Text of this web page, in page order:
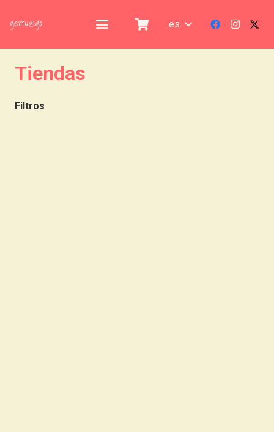
es
Tiendas
Filtros